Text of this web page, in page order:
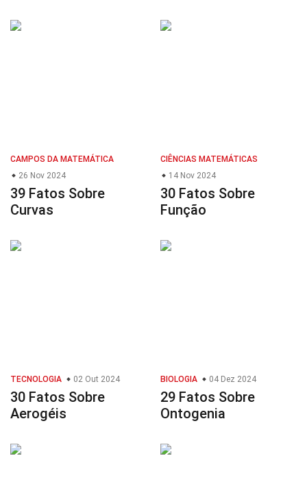
CAMPOS DA MATEMÁTICA
26 Nov 2024
39 Fatos Sobre
Curvas
CIÊNCIAS MATEMÁTICAS
14 Nov 2024
30 Fatos Sobre
Função
TECNOLOGIA 02 Out 2024
30 Fatos Sobre
Aerogéis
BIOLOGIA 04 Dez 2024
29 Fatos Sobre
Ontogenia